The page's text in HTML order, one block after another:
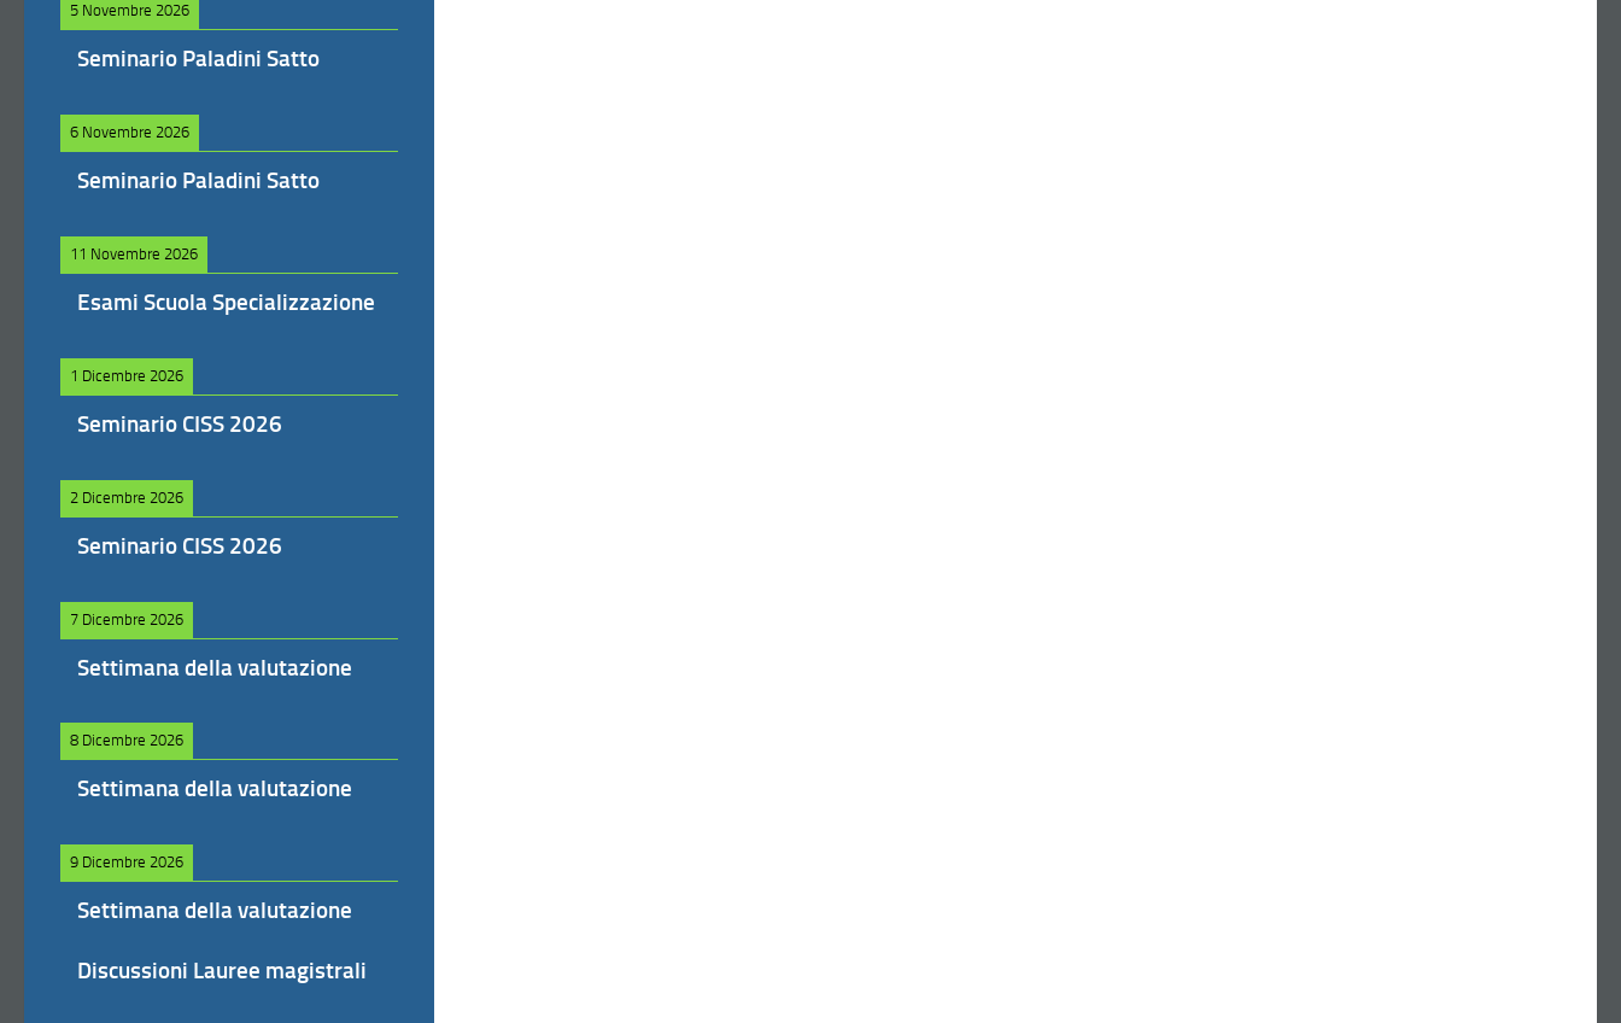
5 Novembre 2026
Seminario Paladini Satto
6 Novembre 2026
Seminario Paladini Satto
11 Novembre 2026
Esami Scuola Specializzazione
1 Dicembre 2026
Seminario CISS 2026
2 Dicembre 2026
Seminario CISS 2026
7 Dicembre 2026
Settimana della valutazione
8 Dicembre 2026
Settimana della valutazione
9 Dicembre 2026
Settimana della valutazione
Discussioni Lauree magistrali